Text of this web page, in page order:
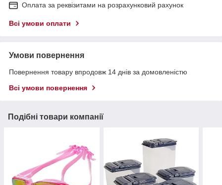
Оплата за реквізитами на розрахунковий рахунок
Всі умови оплати
Умови повернення
Повернення товару впродовж 14 днів за домовленістю
Всі умови повернення
Подібні товари компанії